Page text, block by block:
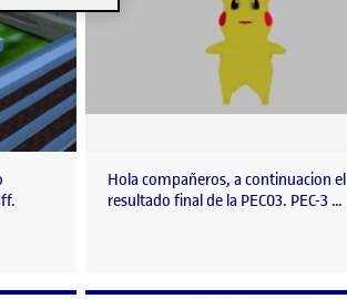
Hola compañeros, a continuacion el
resultado final de la PEC03. PEC-3 …